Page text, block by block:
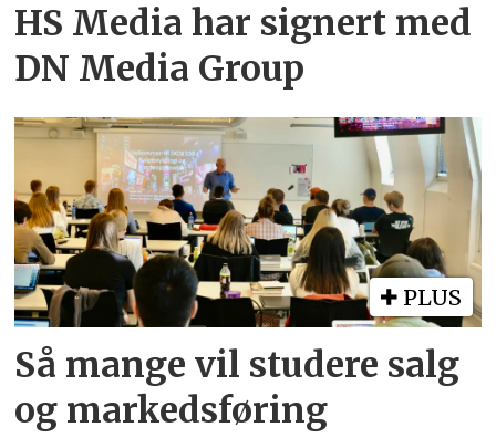
HS Media har signert med
DN Media Group
PLUS
Så mange vil studere salg
og markedsføring